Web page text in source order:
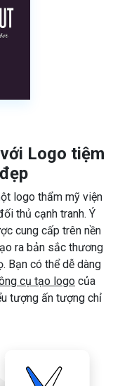
Logo tiệm
logo thẩm mỹ viện
thủ cạnh tranh. Ý
cung cấp trên nền
ra bản sắc thương
Bạn có thể dễ dàng
cụ tạo logo của
tượng ấn tượng chỉ